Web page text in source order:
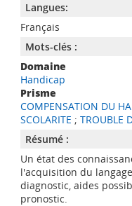
Langues:
Français
Mots-clés :
Domaine
Handicap
Prisme
COMPENSATION DU
SCOLARITE ; TROUBLE
Résumé :
Un état des
l'acquisition du
diagnostic, aides
pronostic.